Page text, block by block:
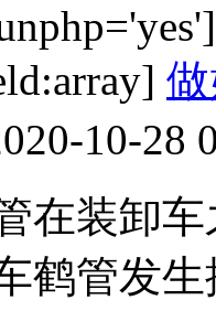
10-28
在装卸
鹤管发